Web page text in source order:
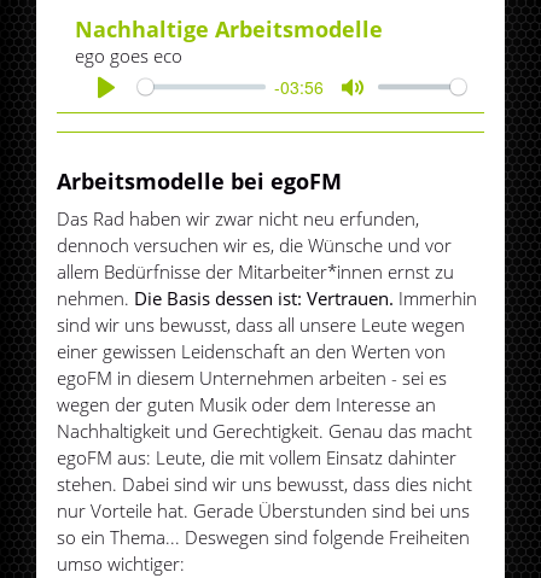
Nachhaltige Arbeitsmodelle
ego goes eco
Play
-03:56
Mute
Arbeitsmodelle bei egoFM
Das Rad haben wir zwar nicht neu erfunden,
dennoch versuchen wir es, die Wünsche und vor
allem Bedürfnisse der Mitarbeiter*innen ernst zu
nehmen. Die Basis dessen ist: Vertrauen. Immerhin
sind wir uns bewusst, dass all unsere Leute wegen
einer gewissen Leidenschaft an den Werten von
egoFM in diesem Unternehmen arbeiten - sei es
wegen der guten Musik oder dem Interesse an
Nachhaltigkeit und Gerechtigkeit. Genau das macht
egoFM aus: Leute, die mit vollem Einsatz dahinter
stehen. Dabei sind wir uns bewusst, dass dies nicht
nur Vorteile hat. Gerade Überstunden sind bei uns
so ein Thema... Deswegen sind folgende Freiheiten
umso wichtiger: